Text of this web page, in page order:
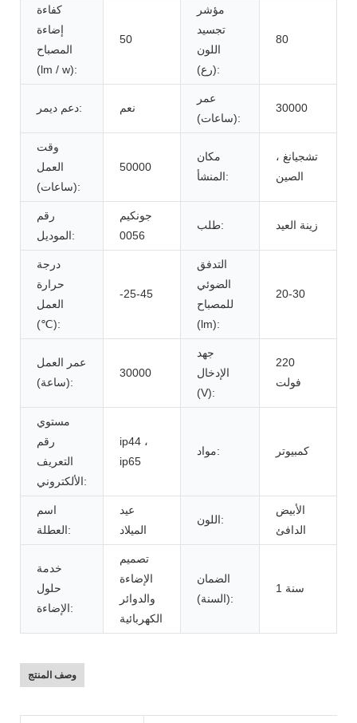
كفاءة
إضاءة
المصباح
(lm / w):
50
مؤشر
تجسيد
اللون
(رع):
80
دعم ديمر: نعم
عمر
(ساعات):
30000
وقت
العمل
(ساعات):
50000
مكان
المنشأ:
تشجيانغ ،
الصين
رقم
الموديل:
جونكيم
0056
طلب: زينة العيد
درجة
حرارة
العمل
(℃):
-25-45
التدفق
الضوئي
للمصباح
(lm):
20-30
عمر العمل
(ساعة):
30000
جهد
الإدخال
(V):
220
فولت
مستوي
رقم
التعريف
الألكتروني:
ip44 ،
ip65
مواد: كمبيوتر
اسم
العطلة:
عيد
الميلاد
اللون:
الأبيض
الدافئ
خدمة
حلول
الإضاءة:
تصميم
الإضاءة
والدوائر
الكهربائية
الضمان
(السنة):
1 سنة
وصف المنتج